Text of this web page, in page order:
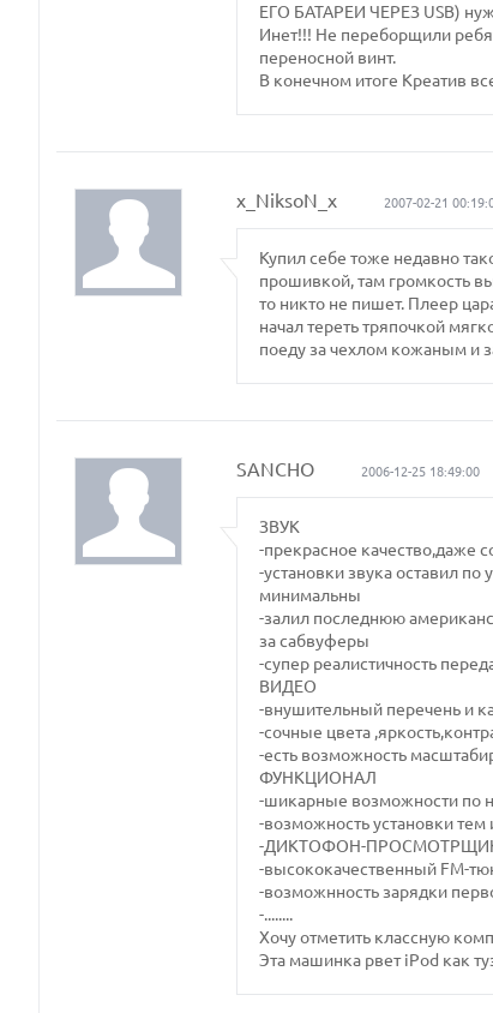
ЕГО БАТАРЕИ ЧЕРЕЗ USB)
Инет!!! Не переборщили
переносной винт.
В конечном итоге Креатив
x_NiksoN_x 2007-02-21
Купил себе тоже недавно
прошивкой, там громкость
то никто не пишет. Плеер
начал тереть тряпочкой
поеду за чехлом кожаным и
SANCHO 2006-12-25 18:49:00
ЗВУК
-прекрасное качество,даже
-установки звука оставил
минимальны
-залил последнюю
за сабвуферы
-супер реалистичность
ВИДЕО
-внушительный перечень и
-сочные цвета
-есть возможность
ФУНКЦИОНАЛ
-шикарные возможности по
-возможность установки тем
-ДИКТОФОН-
-высококачественный FM-
-возможнность зарядки
-........
Хочу отметить классную
Эта машинка рвет iPod как